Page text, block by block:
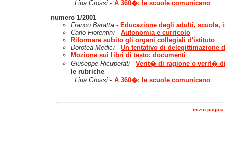
· Lina Grossi - A 360�: le scuole comunicano
numero 1/2001
Franco Baratta - Educazione degli adulti, scuola,
Carlo Fiorentini - Autonomia e curricolo
Riformare subito gli organi collegiali d'istituto
Dorotea Medici - Un tentativo di delegittimazione
Mozione sui libri di testo: documenti
Giuseppe Ricuperati - Verit� di ragione o verit�
le rubriche
· Lina Grossi - A 360�: le scuole comunicano
inizio pagina